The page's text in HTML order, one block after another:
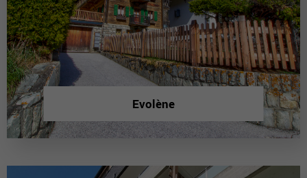
Evolène